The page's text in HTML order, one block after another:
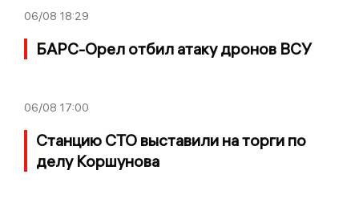
06/08 18:29
БАРС-Орел отбил атаку дронов ВСУ
06/08 17:00
Станцию СТО выставили на торги по
делу Коршунова